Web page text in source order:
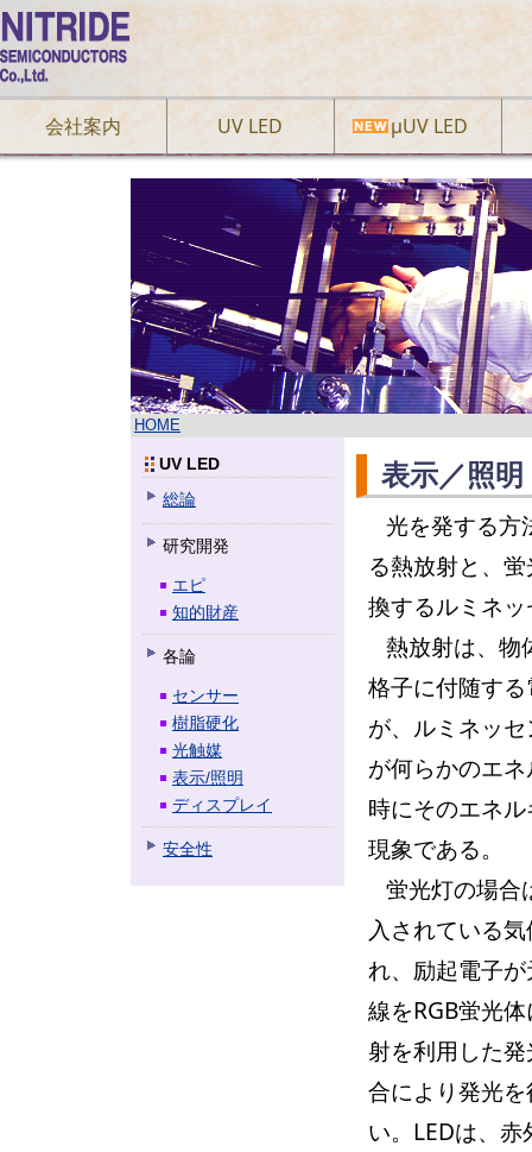
会社案内 UV LED µUV LED
HOME
UV LED
総論
研究開発
エピ
知的財産
各論
センサー
樹脂硬化
光触媒
表示/照明
ディスプレイ
安全性
表示／照明
光を発する方
る熱放射と、
換するルミネ
熱放射は、物
格子に付随す
が、ルミネッ
が何らかのエ
時にそのエネ
現象である。
蛍光灯の場合
入されている
れ、励起電子
線をRGB蛍光
射を利用した
合により発光
い。LEDは、